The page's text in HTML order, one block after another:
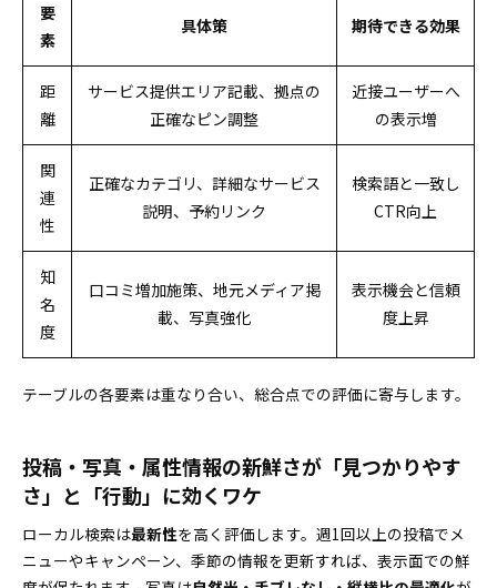
甲府・甲斐・富士吉田で違う攻め方と来店導線の
製造業の街で強い整骨院や自動車整備で「地域指
定」強化のコツ
山梨県で導入前に知っておきたい準備・運用フローと
アカウント管理・権限付与・投稿承認フローで“ミ
運用チェックは週次・月次KPIと改善アクションで
差をつける
山梨県で勝つための業種別MEO対策で今すぐできる実
UPへ最速ダッシュ
要
素
具体策 期待できる効果
距
離
サービス提供エリア記載、拠点の
正確なピン調整
近接ユーザーへ
の表示増
関
連
性
正確なカテゴリ、詳細なサービス
説明、予約リンク
検索語と一致し
CTR向上
知
名
度
口コミ増加施策、地元メディア掲
載、写真強化
表示機会と信頼
度上昇
テーブルの各要素は重なり合い、総合点での評価に寄与します。
投稿・写真・属性情報の新鮮さが「見つかりやす
さ」と「行動」に効くワケ
ローカル検索は最新性を高く評価します。週1回以上の投稿でメ
ニューやキャンペーン、季節の情報を更新すれば、表示面での鮮